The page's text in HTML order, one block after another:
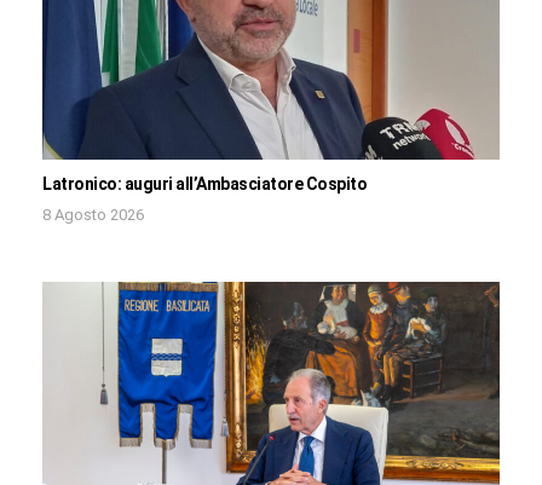
Latronico: auguri all’Ambasciatore Cospito
8 Agosto 2026